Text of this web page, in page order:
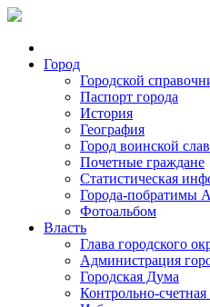
Город
Городской
Паспорт города
История
География
Город воинской
Почетные граждане
Статистическая
Города-побратимы
Фотоальбом
Власть
Глава городского
Администрация
Городская Дума
Контрольно-счетная